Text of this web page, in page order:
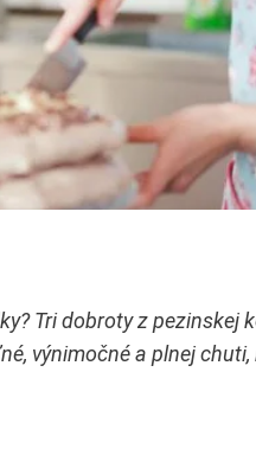
Tri dobroty z pezinskej
né, výnimočné a plnej